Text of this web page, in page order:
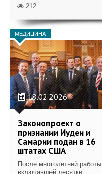
212
МЕДИЦИНА
18.02.2026
Законопроект о
признании Иудеи и
Самарии подан в 16
штатах США
После многолетней работы,
включавшей десятки